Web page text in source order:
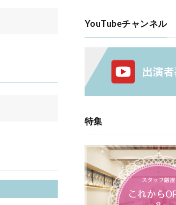
YouTubeチャンネル
特集